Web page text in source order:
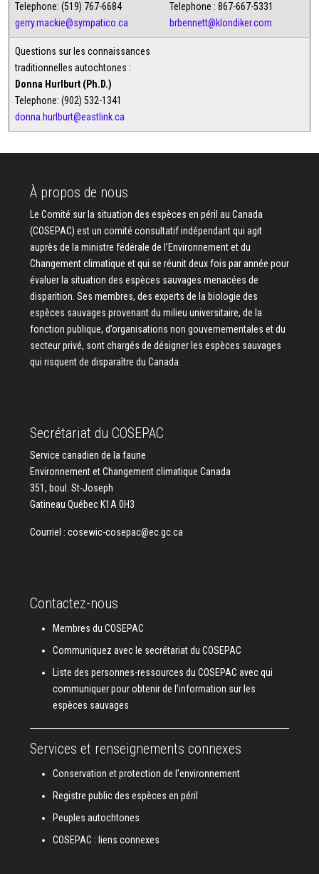
Telephone: (519) 767-6684
gerry.mackie@sympatico.ca
Telephone : 867-667-5331
brbennett@klondiker.com
Questions sur les connaissances
traditionnelles autochtones :
Donna Hurlburt (Ph.D.)
Telephone: (902) 532-1341
donna.hurlburt@eastlink.ca
À propos de nous
Le Comité sur la situation des espèces en péril au Canada
(COSEPAC) est un comité consultatif indépendant qui agit
auprès de la ministre fédérale de l’Environnement et du
Changement climatique et qui se réunit deux fois par année pour
évaluer la situation des espèces sauvages menacées de
disparition. Ses membres, des experts de la biologie des
espèces sauvages provenant du milieu universitaire, de la
fonction publique, d’organisations non gouvernementales et du
secteur privé, sont chargés de désigner les espèces sauvages
qui risquent de disparaître du Canada.
Secrétariat du COSEPAC
Service canadien de la faune
Environnement et Changement climatique Canada
351, boul. St-Joseph
Gatineau Québec K1A 0H3
Courriel : cosewic-cosepac@ec.gc.ca
Contactez-nous
Membres du COSEPAC
Communiquez avec le secrétariat du COSEPAC
Liste des personnes-ressources du COSEPAC avec qui
communiquer pour obtenir de l’information sur les
espèces sauvages
Services et renseignements connexes
Conservation et protection de l'environnement
Registre public des espèces en péril
Peuples autochtones
COSEPAC : liens connexes